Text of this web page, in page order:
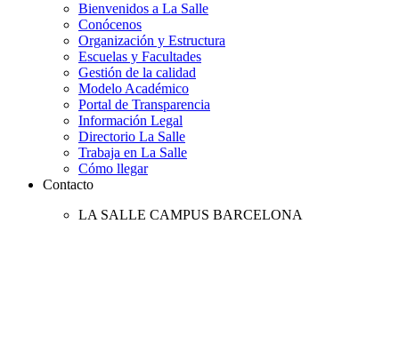
Bienvenidos a La Salle
Conócenos
Organización y Estructura
Escuelas y Facultades
Gestión de la calidad
Modelo Académico
Portal de Transparencia
Información Legal
Directorio La Salle
Trabaja en La Salle
Cómo llegar
Contacto
LA SALLE CAMPUS BARCELONA